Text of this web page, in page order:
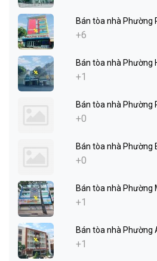
Bán tòa nhà Phường
+6
Bán tòa nhà Phường
+1
Bán tòa nhà Phường
+0
Bán tòa nhà Phường
+0
Bán tòa nhà Phường
+1
Bán tòa nhà Phường
+1